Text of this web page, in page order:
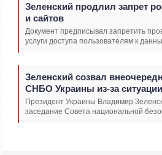
Зеленский продлил запрет
и сайтов
Документ предписывал запретить
услуги доступа пользователям к
Зеленский созвал
СНБО Украины из-за
Президент Украины Владимир
заседание Совета национальной